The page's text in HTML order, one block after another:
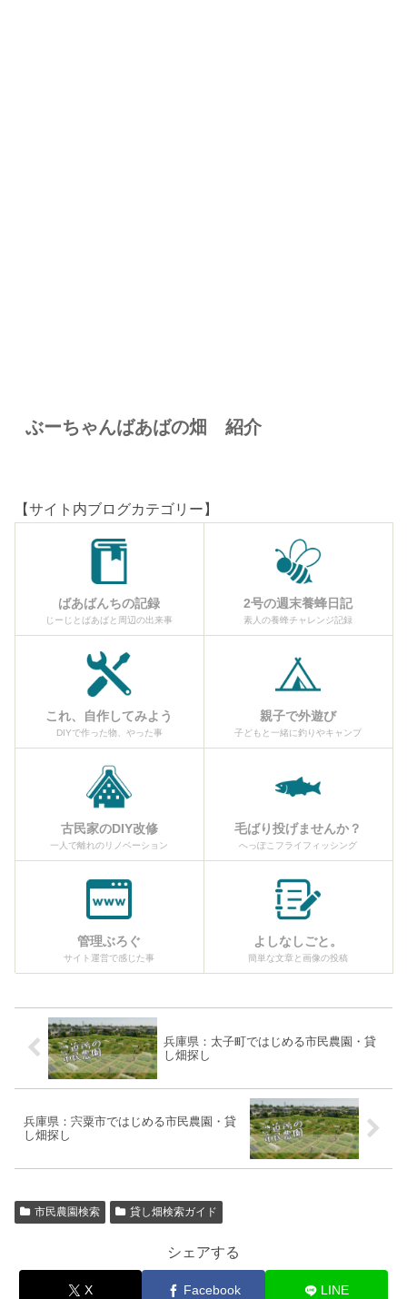
ぶーちゃんばあばの畑 紹介
【サイト内ブログカテゴリー】
ばあばんちの記録
じーじとばあばと周辺の出来事
2号の週末養蜂日記
素人の養蜂チャレンジ記録
これ、自作してみよう
DIYで作った物、やった事
親子で外遊び
子どもと一緒に釣りやキャンプ
古民家のDIY改修
一人で離れのリノベーション
毛ばり投げませんか？
へっぽこフライフィッシング
管理ぶろぐ
サイト運営で感じた事
よしなしごと。
簡単な文章と画像の投稿
兵庫県：太子町ではじめる市民農園・貸
し畑探し
兵庫県：宍粟市ではじめる市民農園・貸
し畑探し
市民農園検索 貸し畑検索ガイド
シェアする
X Facebook LINE